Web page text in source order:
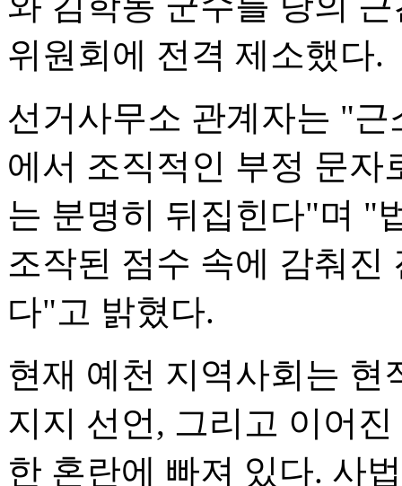
위원회에 전격 제소했다.
선거사무소 관계자는 "
에서 조직적인 부정 문자
는 분명히 뒤집힌다"며 "
조작된 점수 속에 감춰진
다"고 밝혔다.
현재 예천 지역사회는 현
지지 선언, 그리고 이어
한 혼란에 빠져 있다. 사